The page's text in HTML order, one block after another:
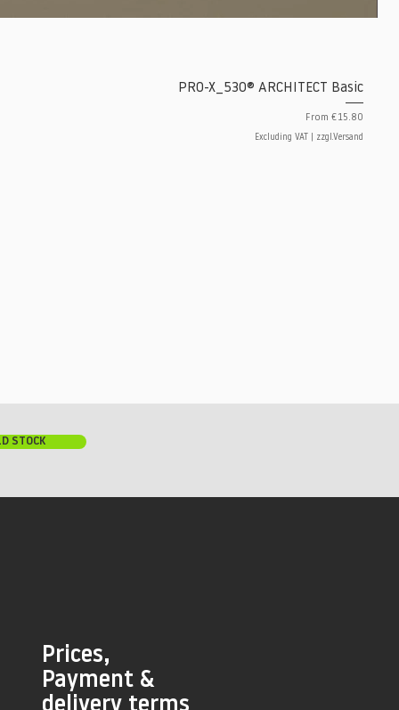
PRO-X_530® ARCHITECT Basic
From €15.80
Sale Price
Excluding VAT zzgl.Versand
Prices,
Payment &
STOCK